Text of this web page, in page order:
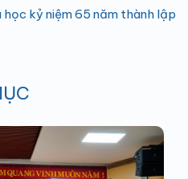
kỷ niệm 65 năm thành lập